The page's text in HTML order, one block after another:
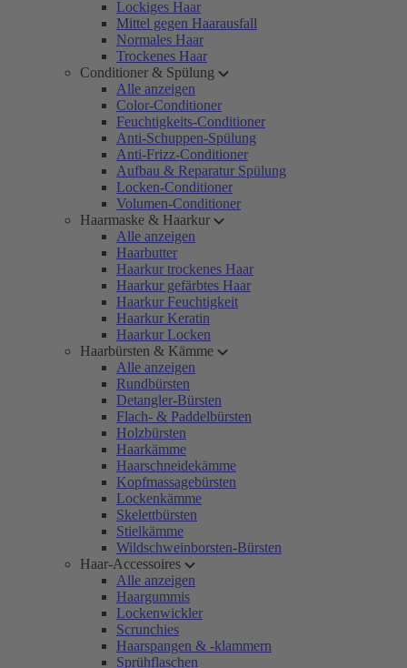
Lockiges Haar
Mittel gegen Haarausfall
Normales Haar
Trockenes Haar
Conditioner & Spülung
Alle anzeigen
Color-Conditioner
Feuchtigkeits-Conditioner
Anti-Schuppen-Spülung
Anti-Frizz-Conditioner
Aufbau & Reparatur Spülung
Locken-Conditioner
Volumen-Conditioner
Haarmaske & Haarkur
Alle anzeigen
Haarbutter
Haarkur trockenes Haar
Haarkur gefärbtes Haar
Haarkur Feuchtigkeit
Haarkur Keratin
Haarkur Locken
Haarbürsten & Kämme
Alle anzeigen
Rundbürsten
Detangler-Bürsten
Flach- & Paddelbürsten
Holzbürsten
Haarkämme
Haarschneidekämme
Kopfmassagebürsten
Lockenkämme
Skelettbürsten
Stielkämme
Wildschweinborsten-Bürsten
Haar-Accessoires
Alle anzeigen
Haargummis
Lockenwickler
Scrunchies
Haarspangen & -klammern
Sprühflaschen